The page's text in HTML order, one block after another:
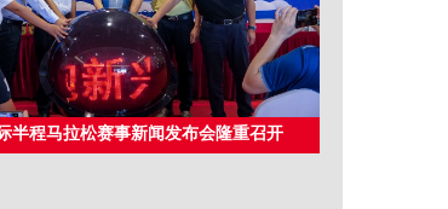
半程马拉松赛事新闻发布会隆重召开